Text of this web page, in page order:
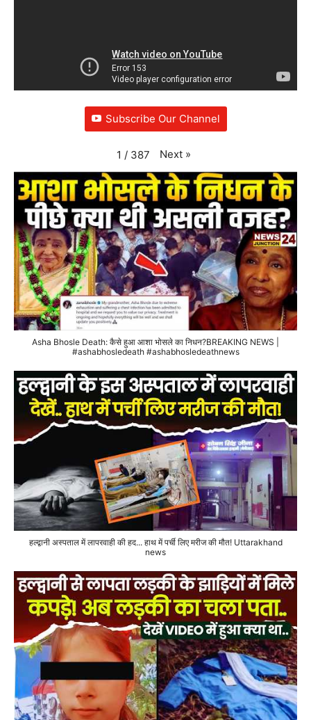
Subscribe Our Channel
1 / 387 Next »
Asha Bhosle Death: कैसे हुआ आशा भोसले का निधन?BREAKING NEWS |
#ashabhosledeath #ashabhosledeathnews
हल्द्वानी अस्पताल में लापरवाही की हद... हाथ में पर्ची लिए मरीज की मौत! Uttarakhand
news